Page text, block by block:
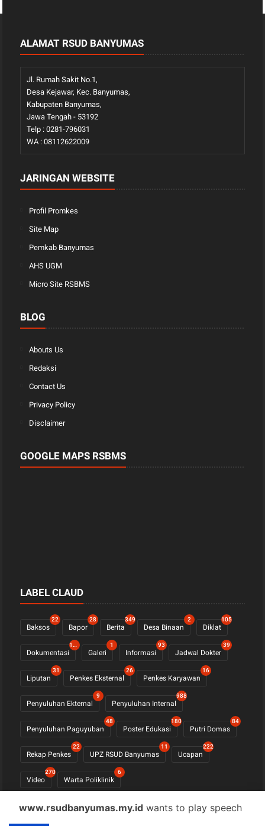
ALAMAT RSUD BANYUMAS
Jl. Rumah Sakit No.1,
Desa Kejawar, Kec. Banyumas,
Kabupaten Banyumas,
Jawa Tengah - 53192
Telp : 0281-796031
WA : 08112622009
JARINGAN WEBSITE
Profil Promkes
Site Map
Pemkab Banyumas
AHS UGM
Micro Site RSBMS
BLOG
Abouts Us
Redaksi
Contact Us
Privacy Policy
Disclaimer
GOOGLE MAPS RSBMS
LABEL CLAUD
Baksos
22
Bapor
28
Berita
349
Desa Binaan
2
Diklat
105
Dokumentasi
1123
Galeri
1
Informasi
93
Jadwal Dokter
39
Liputan
31
Penkes Eksternal
26
Penkes Karyawan
16
Penyuluhan Ekternal
9
Penyuluhan Internal
988
Penyuluhan Paguyuban
48
Poster Edukasi
180
Putri Domas
84
Rekap Penkes
22
UPZ RSUD Banyumas
11
Ucapan
222
Video
270
Warta Poliklinik
6
www.rsudbanyumas.my.id wants to play speech